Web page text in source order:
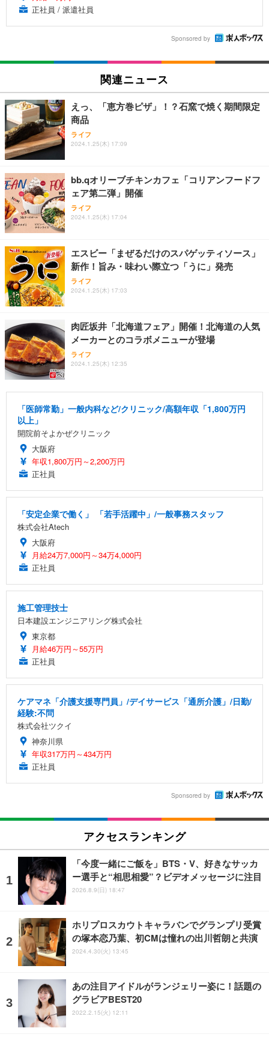
正社員 / 派遣社員
Sponsored by
関連ニュース
えっ、「恵方巻ピザ」！？石窯で焼く期間限定
商品
ライフ
2024.1.25(木) 17:09
bb.qオリーブチキンカフェ「コリアンフードフ
ェア第二弾」開催
ライフ
2024.1.25(木) 17:04
エスビー「まぜるだけのスパゲッティソース」
新作！旨み・味わい際立つ「うに」発売
ライフ
2024.1.25(木) 17:03
肉匠坂井「北海道フェア」開催！北海道の人気
メーカーとのコラボメニューが登場
ライフ
2024.1.25(木) 12:35
「医師常勤」一般内科など/クリニック/高額年収「1,800万円
以上」
開院前そよかぜクリニック
大阪府
年収1,800万円～2,200万円
正社員
「安定企業で働く」 「若手活躍中」/一般事務スタッフ
株式会社Atech
大阪府
月給24万7,000円～34万4,000円
正社員
施工管理技士
日本建設エンジニアリング株式会社
東京都
月給46万円～55万円
正社員
ケアマネ「介護支援専門員」/デイサービス「通所介護」/日勤/
経験:不問
株式会社ツクイ
神奈川県
年収317万円～434万円
正社員
Sponsored by
アクセスランキング
「今度一緒にご飯を」BTS・V、好きなサッカ
ー選手と“相思相愛”？ビデオメッセージに注目
2026.8.9(日) 18:47
ホリプロスカウトキャラバンでグランプリ受賞
の塚本恋乃葉、初CMは憧れの出川哲朗と共演
2024.4.30(火) 13:45
あの注目アイドルがランジェリー姿に！話題の
グラビアBEST20
2022.2.15(火) 12:11